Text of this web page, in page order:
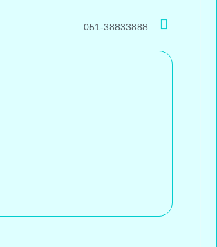
051-38833888